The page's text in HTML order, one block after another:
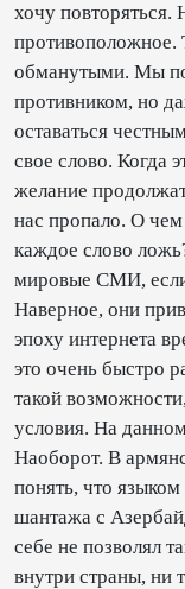
хочу
противоположное.
обманутыми. Мы
противником, но
оставаться
свое слово. Когда
желание
нас пропало. О
каждое слово
мировые СМИ,
Наверное, они
эпоху интернета
это очень быстро
такой
условия. На
Наоборот. В
понять, что
шантажа с
себе не позволял
внутри страны, ни